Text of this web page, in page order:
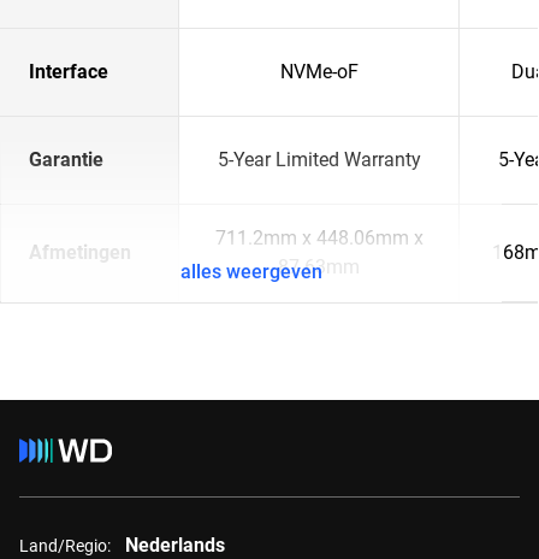
Interface NVMe-oF
Garantie 5-Year Limited Warranty 5-
Afmetingen
711.2mm x 448.06mm x
87.63mm
alles weergeven
Land/Regio: Nederlands